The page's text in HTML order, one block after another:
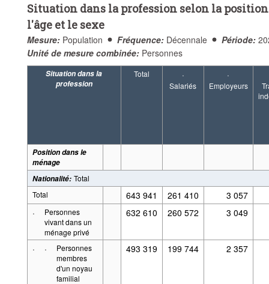
Fréquence:
Supprimer tout
Situation dans la profession selon la
l'âge et le sexe
Mesure: Population Fréquence: Décennale Période:
Unité de mesure combinée: Personnes
Situation dans la
profession
Total ·
Salariés
·
Employeurs
Position dans le
ménage
Nationalité: Total
Total
643 941 261 410
3 057
·
Personnes
vivant dans un
ménage privé
632 610 260 572 3 049
· ·
Personnes
membres
d'un noyau
familial
493 319 199 744 2 357